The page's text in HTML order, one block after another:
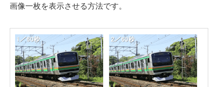
画像一枚を表示させる方法です。